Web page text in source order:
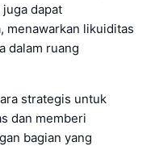
dapat
menawarkan likuiditas
dalam ruang
strategis untuk
dan memberi
bagian yang